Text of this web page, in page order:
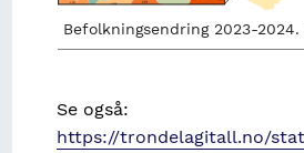
Befolkningsendring 2023-
Se også:
https://trondelagitall.no/